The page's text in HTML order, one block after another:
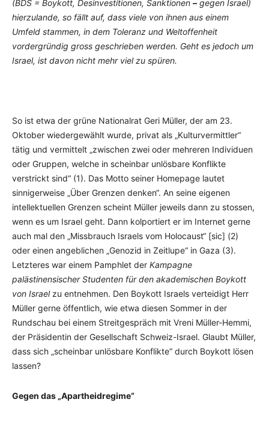
(BDS = Boykott, Desinvestitionen, Sanktionen – gegen Israel)
hierzulande, so fällt auf, dass viele von ihnen aus einem
Umfeld stammen, in dem Toleranz und Weltoffenheit
vordergründig gross geschrieben werden. Geht es jedoch um
Israel, ist davon nicht mehr viel zu spüren.
So ist etwa der grüne Nationalrat Geri Müller, der am 23.
Oktober wiedergewählt wurde, privat als „Kulturvermittler“
tätig und vermittelt „zwischen zwei oder mehreren Individuen
oder Gruppen, welche in scheinbar unlösbare Konflikte
verstrickt sind“ (1). Das Motto seiner Homepage lautet
sinnigerweise „Über Grenzen denken“. An seine eigenen
intellektuellen Grenzen scheint Müller jeweils dann zu stossen,
wenn es um Israel geht. Dann kolportiert er im Internet gerne
auch mal den „Missbrauch Israels vom Holocaust“ [sic] (2)
oder einen angeblichen „Genozid in Zeitlupe“ in Gaza (3).
Letzteres war einem Pamphlet der Kampagne
palästinensischer Studenten für den akademischen Boykott
von Israelzu entnehmen. Den Boykott Israels verteidigt Herr
Müller gerne öffentlich, wie etwa diesen Sommer in der
Rundschau bei einem Streitgespräch mit Vreni Müller-Hemmi,
der Präsidentin der Gesellschaft Schweiz-Israel. Glaubt Müller,
dass sich „scheinbar unlösbare Konflikte“ durch Boykott lösen
lassen?
Gegen das „Apartheidregime“